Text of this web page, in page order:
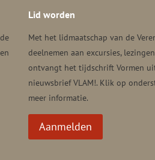
Lid worden
Met het lidmaatschap van de
deelnemen aan excursies,
ontvangt het tijdschrift Vormen
nieuwsbrief VLAM!. Klik op
meer informatie.
Aanmelden